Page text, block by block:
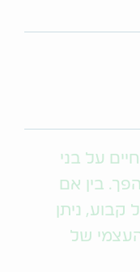
על בני
בין אם
קבוע, ניתן
של